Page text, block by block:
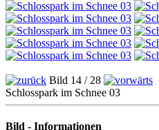
Bild 14 / 28
Schlosspark im Schnee 03
Bild - Informationen